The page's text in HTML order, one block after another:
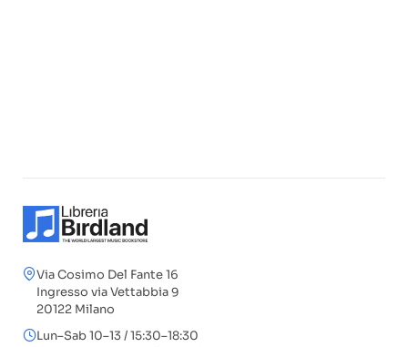
Via Cosimo Del Fante 16
Ingresso via Vettabbia 9
20122 Milano
Lun–Sab 10–13 / 15:30–18:30